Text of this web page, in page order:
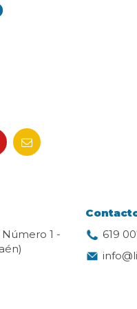
Número 1 -
619